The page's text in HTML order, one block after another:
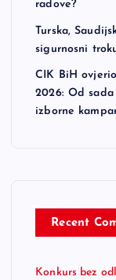
radove?
Turska,
sigurnosni
CIK BiH
2026: Od
izborne
Recent
Konkurs bez